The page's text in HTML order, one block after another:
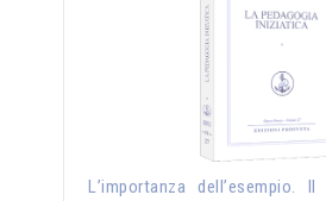
L’importanza dell’esempio.